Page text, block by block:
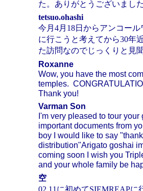
た。ありがとうございまし
tetsuo.ohashi
今月4月18日からアンコー
に行こうと考えてから30年
た訪問なのでじっくりと見
Roxanne
Wow, you have the most
temples.
Thank you!
Varman Son
I'm very pleased to tour
important documents from
boy I would like to say
distribution"Arigato goshai
coming soon I wish you
and your whole family be
空